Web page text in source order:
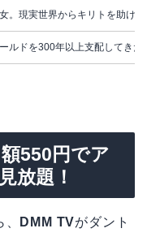
。現実世界からキリトを助け
ルドを300年以上支配してき
額550円でア
放題！
DMM TVがダント